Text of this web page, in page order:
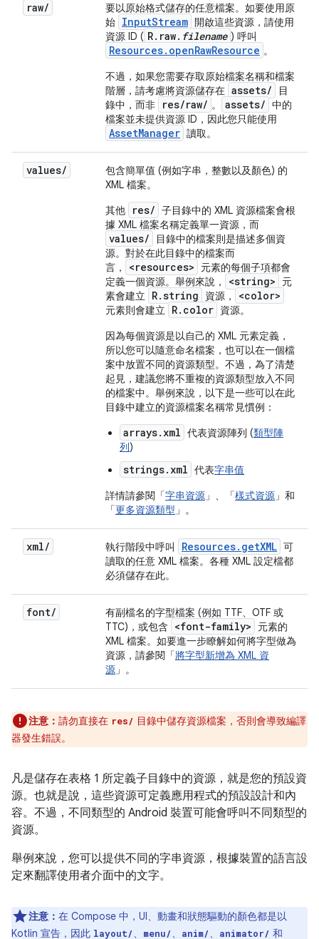
raw/
要以原始格式儲存的任意檔案。如要使用原
始 InputStream 開啟這些資源，請使用
資源 ID ( R.raw. filename ) 呼叫
Resources.openRawResource 。
不過，如果您需要存取原始檔案名稱和檔案
階層，請考慮將資源儲存在 assets/
目
錄中，而非
res/raw/ 。 assets/ 中的
檔案並未提供資源 ID，因此您只能使用
AssetManager 讀取。
values/
包含簡單值 (例如字串，整數以及顏色) 的
XML 檔案。
其他
res/ 子目錄中的 XML 資源檔案會根
據 XML 檔案名稱定義單一資源，而
values/
目錄中的檔案則是描述多個資
源。對於在此目錄中的檔案而
言，
<resources>
元素的每個子項都會
定義一個資源。舉例來說，
<string>
元
素會建立
R.string 資源， <color>
元素則會建立 R.color 資源。
因為每個資源是以自己的 XML 元素定義，
所以您可以隨意命名檔案，也可以在一個檔
案中放置不同的資源類型。不過，為了清楚
起見，建議您將不重複的資源類型放入不同
的檔案中。舉例來說，以下是一些可以在此
目錄中建立的資源檔案名稱常見慣例：
arrays.xml 代表資源陣列 (類型陣
列)
strings.xml 代表字串值
詳情請參閱「字串資源 」、「樣式資源 」和
「更多資源類型 」。
xml/ 執行階段中呼叫 Resources. getXML 可
讀取的任意 XML 檔案。各種 XML 設定檔都
必須儲存在此。
font/
有副檔名的字型檔案 (例如 TTF、OTF 或
TTC)，或包含
<font-family>
元素的
XML 檔案。如要進一步瞭解如何將字型做為
資源，請參閱「將字型新增為 XML 資
源 」。
注意： 請勿直接在 res/ 目錄中儲存資源檔案，否則會導致編譯
器發生錯誤。
凡是儲存在表格 1 所定義子目錄中的資源，就是您的預設資
源。也就是說，這些資源可定義應用程式的預設設計和內
容。不過，不同類型的 Android 裝置可能會呼叫不同類型的
資源。
舉例來說，您可以提供不同的字串資源，根據裝置的語言設
定來翻譯使用者介面中的文字。
注意： 在 Compose 中，UI、動畫和狀態驅動的顏色都是以
Kotlin 宣告，因此 layout/、 menu/、 anim/、 animator/ 和